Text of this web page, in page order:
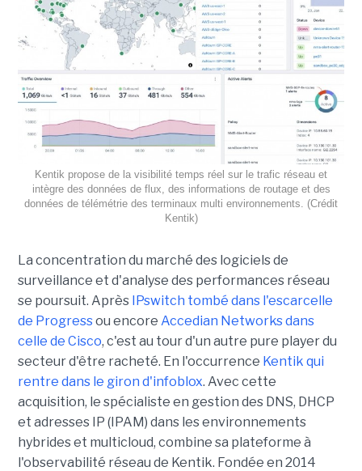
Kentik propose de la visibilité temps réel sur le trafic réseau et
intègre des données de flux, des informations de routage et des
données de télémétrie des terminaux multi environnements. (Crédit
Kentik)
La concentration du marché des logiciels de
surveillance et d'analyse des performances réseau
se poursuit. Après IPswitch tombé dans l'escarcelle
de Progressou encore Accedian Networks dans
celle de Cisco, c'est au tour d'un autre pure player du
secteur d'être racheté. En l'occurrence Kentik qui
rentre dans le giron d'infoblox. Avec cette
acquisition, le spécialiste en gestion des DNS, DHCP
et adresses IP (IPAM) dans les environnements
hybrides et multicloud, combine sa plateforme à
l'observabilité réseau de Kentik. Fondée en 2014